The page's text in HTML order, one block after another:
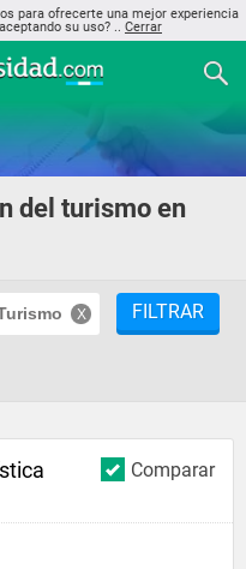
para ofrecerte una mejor experiencia
su uso? .. Cerrar
del turismo en
FILTRAR
Comparar